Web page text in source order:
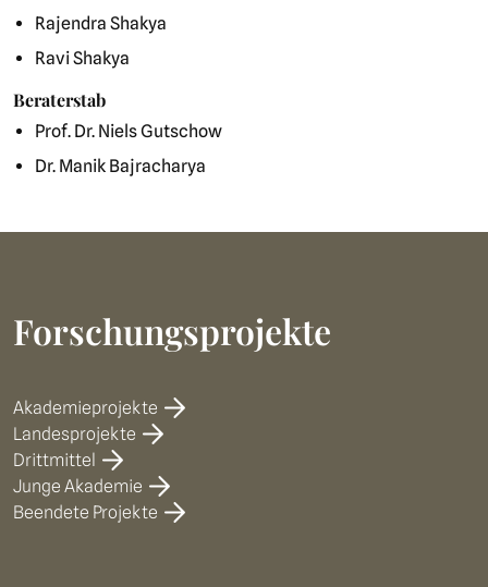
Rajendra Shakya
Ravi Shakya
Beraterstab
Prof. Dr. Niels Gutschow
Dr. Manik Bajracharya
Forschungsprojekte
Akademieprojekte
Landesprojekte
Drittmittel
Junge Akademie
Beendete Projekte